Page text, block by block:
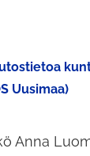
Uusimaa)
Anna